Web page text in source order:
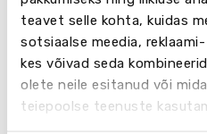
teavet selle kohta, kuidas
sotsiaalse meedia,
kes võivad seda
olete neile esitanud või
teiepoolse teenuste
Fashion Marketing
Filmmaking
Fine Art
Games Art
Games Design